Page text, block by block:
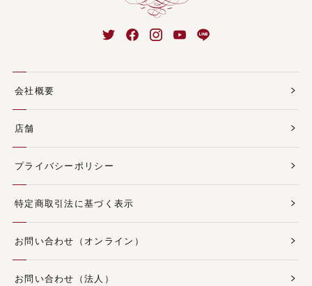
会社概要
店舗
プライバシーポリシー
特定商取引法に基づく表示
お問い合わせ（オンライン）
お問い合わせ（法人）